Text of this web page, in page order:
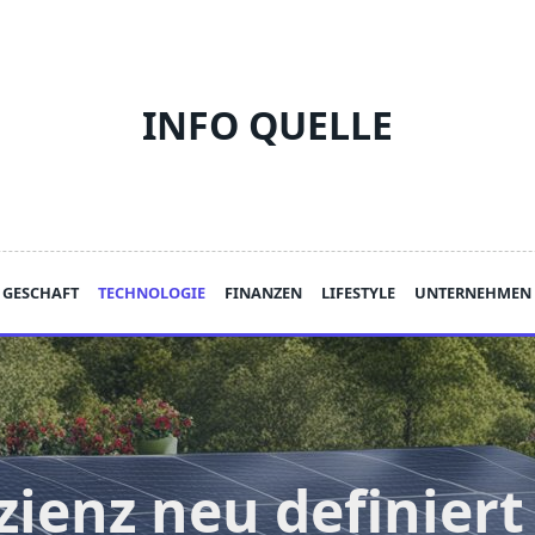
INFO QUELLE
GESCHAFT TECHNOLOGIE FINANZEN LIFESTYLE UNTERNEHMEN
neu